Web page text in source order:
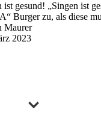
ist gesund! „Singen ist
Burger zu, als diese
Maurer
2023